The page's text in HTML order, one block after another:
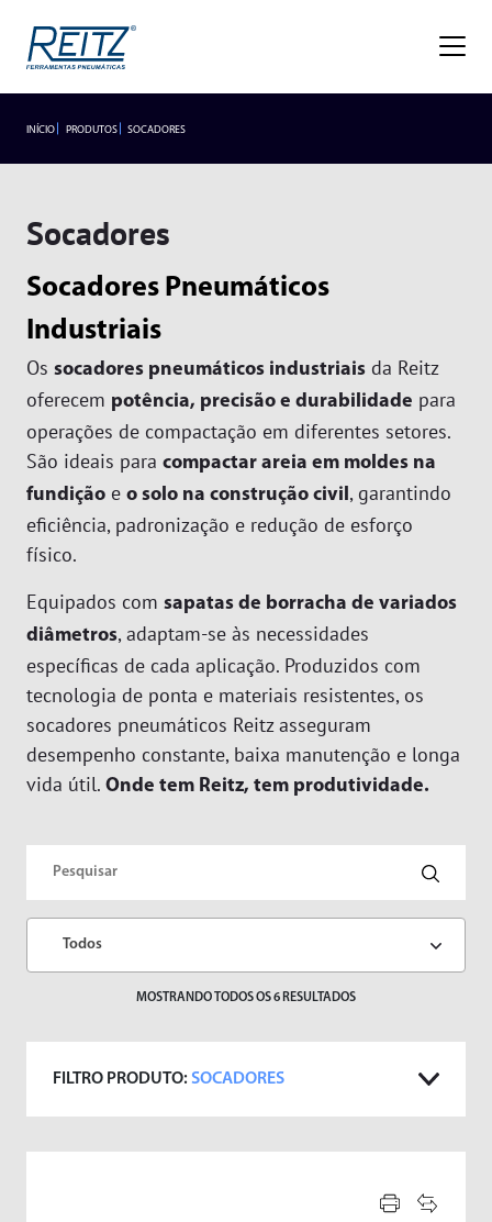
Sobre
Missão, Visão e Valores
Nossa História
Premiações
Trabalhe Conosco
Trabalhe Conosco
Industriais
Acessórios
Alicates
Braço Articulado
Cortadores
Esmerilhadeiras
Furadeiras
Limadoras
Lixadeiras
Marteletes Rebatedores
Motores
Movimentador de Rolos
Parafusadeiras
Perfilador
Pinos e Válvulas
Serras
Sopradores de Ar
Hidropneumáticos
Rebitador de Rosca
Rebitador POP
Segmentos
Agronegócio
Frigoríficos
Fundições
Linha Branca
Moveleiros
Transportes
Lançamentos
Assistência Técnica
Atendimento
Blog
Trabalhe Conosco
HIDROPNEUMÁTICOS
SEGMENTOS
INÍCIO PRODUTOS SOCADORES
Socadores
Socadores Pneumáticos
Industriais
Os socadores pneumáticos industriais da Reitz
oferecem potência, precisão e durabilidade para
operações de compactação em diferentes setores.
São ideais para compactar areia em moldes na
fundição e o solo na construção civil, garantindo
eficiência, padronização e redução de esforço
físico.
Equipados com sapatas de borracha de variados
diâmetros, adaptam-se às necessidades
específicas de cada aplicação. Produzidos com
tecnologia de ponta e materiais resistentes, os
socadores pneumáticos Reitz asseguram
desempenho constante, baixa manutenção e longa
vida útil. Onde tem Reitz, tem produtividade.
Todos
MOSTRANDO TODOS OS6 RESULTADOS
FILTRO PRODUTO: SOCADORES